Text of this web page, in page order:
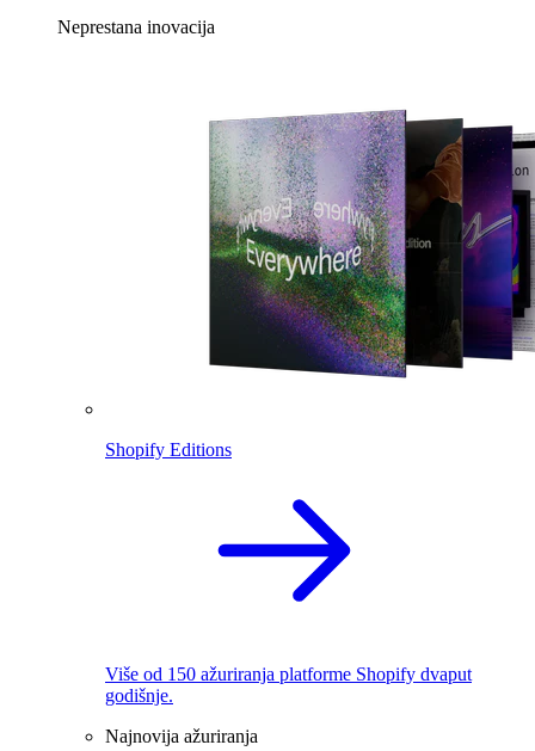
Neprestana inovacija
Shopify Editions
Više od 150 ažuriranja platforme Shopify dvaput
godišnje.
Najnovija ažuriranja